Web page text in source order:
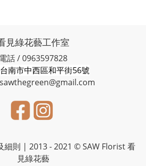
見綠花藝工作室
電話 / 0963597828
南市中西區和平街56號
細則 | 2013 - 2021 © SAW Florist 看
見綠花藝